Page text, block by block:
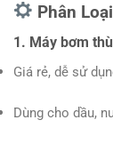
Phân
1. Máy bơm
Giá rẻ, dễ sử
Dùng cho dầu,